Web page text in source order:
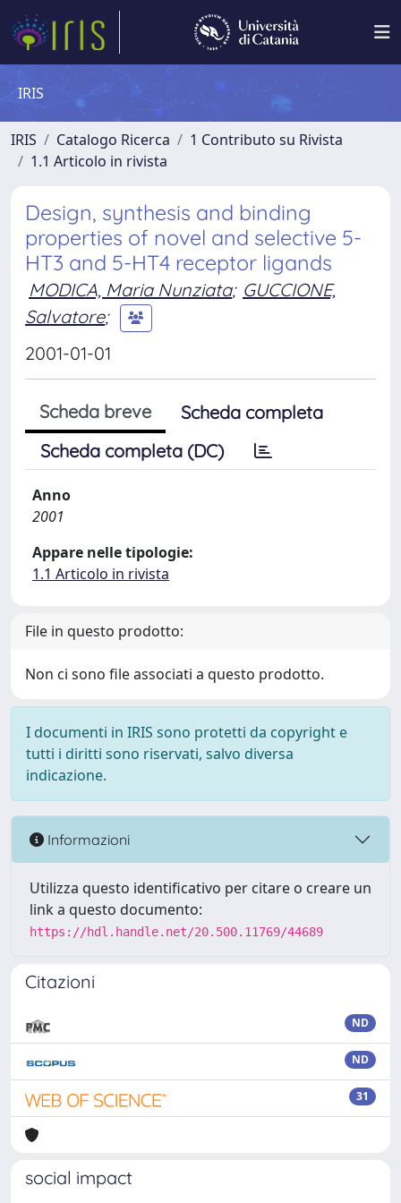
IRIS
IRIS Catalogo Ricerca
1 Contributo su Rivista
1.1 Articolo in rivista
Design, synthesis and binding
properties of novel and selective 5-
HT3 and 5-HT4 receptor ligands
MODICA, Maria Nunziata; GUCCIONE,
Salvatore;
2001-01-01
Scheda breve
Scheda completa
Scheda completa (DC)
Anno
2001
Appare nelle tipologie:
1.1 Articolo in rivista
File in questo prodotto:
Non ci sono file associati a questo prodotto.
I documenti in IRIS sono protetti da copyright e
tutti i diritti sono riservati, salvo diversa
indicazione.
Informazioni
Utilizza questo identificativo per citare o creare un
link a questo documento:
https://hdl.handle.net/20.500.11769/44689
Citazioni
ND
ND
31
social impact